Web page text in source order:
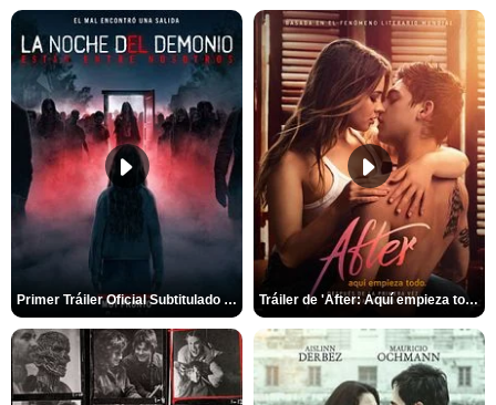
Primer Tráiler Oficial Subtitulado de 'La Noche Del Demonio: Están Entre Nosotros' Tráiler de 'After: Aquí empieza todo'